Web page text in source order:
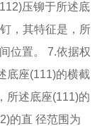
压铆于所述底
，其特征是，所
位置。 7.依据权
底座(111)的横截
所述底座(111)的
的直 径范围为